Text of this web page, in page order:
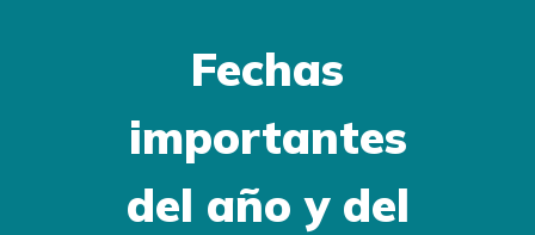
Fechas
importantes
del año y del